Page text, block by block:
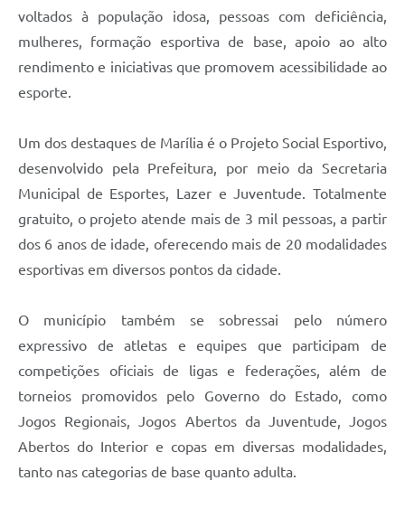
voltados à população idosa, pessoas com deficiência,
mulheres, formação esportiva de base, apoio ao alto
rendimento e iniciativas que promovem acessibilidade ao
esporte.
Um dos destaques de Marília é o Projeto Social Esportivo,
desenvolvido pela Prefeitura, por meio da Secretaria
Municipal de Esportes, Lazer e Juventude. Totalmente
gratuito, o projeto atende mais de 3 mil pessoas, a partir
dos 6 anos de idade, oferecendo mais de 20 modalidades
esportivas em diversos pontos da cidade.
O município também se sobressai pelo número
expressivo de atletas e equipes que participam de
competições oficiais de ligas e federações, além de
torneios promovidos pelo Governo do Estado, como
Jogos Regionais, Jogos Abertos da Juventude, Jogos
Abertos do Interior e copas em diversas modalidades,
tanto nas categorias de base quanto adulta.